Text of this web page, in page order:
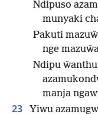
Ndipuso
munyaki
Pakuti
nge
Ndipu
manja
23 Yiwu